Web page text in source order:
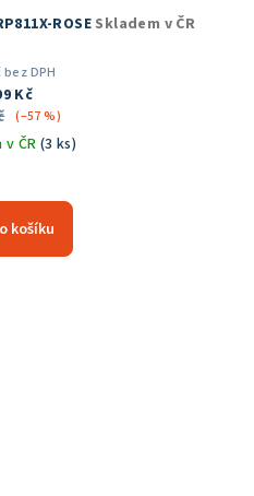
ROSE Skladem v ČR
bez DPH
Kč
(–57 %)
ČR (3 ks)
hodnocení
produktu
košíku